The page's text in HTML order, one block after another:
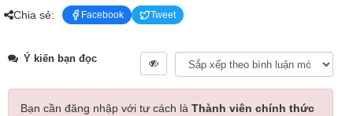
Chia sẻ: Facebook Tweet
Ý kiến bạn đọc
Bạn cần đăng nhập với tư cách là Thành viên chính thức